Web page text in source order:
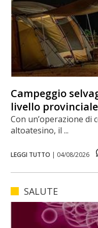
Campeggio
livello provinciale
Con un’operazione
altoatesino, il ...
LEGGI TUTTO | 04/08/2026
SALUTE